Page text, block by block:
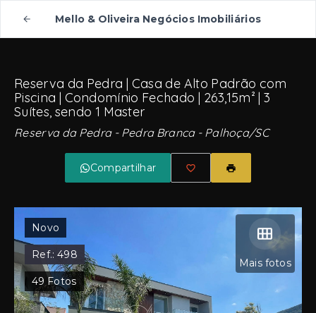
Mello & Oliveira Negócios Imobiliários
Reserva da Pedra | Casa de Alto Padrão com
Piscina | Condomínio Fechado | 263,15m² | 3
Suítes, sendo 1 Master
Reserva da Pedra - Pedra Branca - Palhoça/SC
Compartilhar
Mais fotos
Novo
Ref.:498
49 Fotos